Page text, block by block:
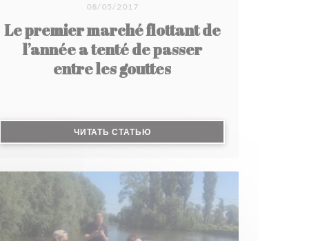
ОКНЕ))
08/05/2017
Le premier marché flottant de
l’année a tenté de passer
entre les gouttes
ЧИТАТЬ СТАТЬЮ((ОТКРЫВАЕТСЯ В НОВОМ ОКНЕ))